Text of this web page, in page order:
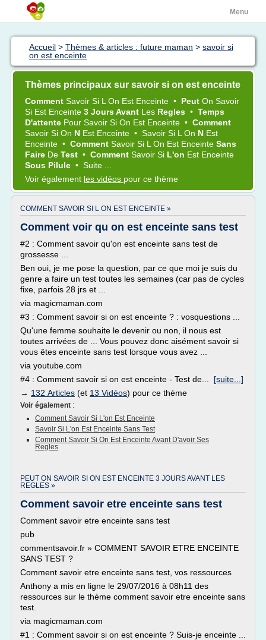
Menu
Accueil > Thèmes & articles : future maman > savoir si
on est enceinte
Thèmes principaux sur savoir si on est enceinte
Comment Savoir Si L On Est Enceinte • Peut On Savoir
Si Est Enceinte 3 Jours Avant Les Regles • Temps
D'attente Pour Savoir Si On Est Enceinte • Comment
Savoir Si On N Est Enceinte • Savoir Si L On N Est
Enceinte • Comment Savoir Si L On Est Enceinte Sans
Faire De Test • Comment Savoir Si L'on Est Enceinte
Sous Pilule • Suite ...
Voir également les vidéos pour ce thème
COMMENT SAVOIR SI L ON EST ENCEINTE »
Comment voir qu on est enceinte sans test
#2 : Comment savoir qu'on est enceinte sans test de
grossesse ...
Ben oui, je me pose la question, par ce que moi je suis du
genre a faire un test toutes les semaines (car pas de cycles
fixe, parfois 28 jrs et ...
via magicmaman.com
#3 : Comment savoir si on est enceinte ? : vosquestions ...
Qu'une femme souhaite le devenir ou non, il nous est
toutes arrivées de ... Vous pouvez donc aisément savoir si
vous êtes enceinte sans test lorsque vous avez ...
via youtube.com
#4 : Comment savoir si on est enceinte - Test de... [suite...]
→ 132 Articles (et 13 Vidéos) pour ce thème
Voir également :
Comment Savoir Si L'on Est Enceinte
Savoir Si L'on Est Enceinte Sans Test
Comment Savoir Si On Est Enceinte Avant D'avoir Ses
Regles
PEUT ON SAVOIR SI ON EST ENCEINTE 3 JOURS AVANT LES
REGLES »
Comment savoir etre enceinte sans test
Comment savoir etre enceinte sans test
pub
commentsavoir.fr » COMMENT SAVOIR ETRE ENCEINTE
SANS TEST ?
Comment savoir etre enceinte sans test, vos ressources
Anthony a mis en ligne le 29/07/2016 à 08h11 des
ressources sur le thème comment savoir etre enceinte sans
test.
via magicmaman.com
#1 : Comment savoir si on est enceinte ? Suis-je enceinte ...